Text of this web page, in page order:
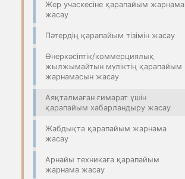
Жер учаскесіне қарапайым жарнама
жасау
Пәтердің қарапайым тізімін жасау
Өнеркәсіптік/коммерциялық
жылжымайтын мүліктің қарапайым
жарнамасын жасау
Аяқталмаған ғимарат үшін
қарапайым хабарландыру жасау
Жабдықта қарапайым жарнама
жасау
Арнайы техникаға қарапайым
жарнама жасау